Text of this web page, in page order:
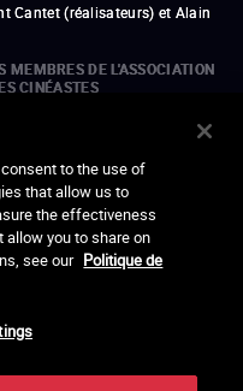
Cantet (réalisateurs) et Alain
MEMBRES DE L'ASSOCIATION
CINÉASTES
Hazanavicius (représentant de
(représentant de la SRF)
LA CINÉMATHÈQUE
to the use of
that allow us to
the effectiveness
you to share on
see our Politique de